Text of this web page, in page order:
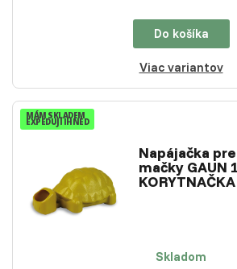
Do košíka
Viac variantov
MÁM SKLADEM
EXPEDUJI IHNED
Napájačka
mačky GAUN
Skladom